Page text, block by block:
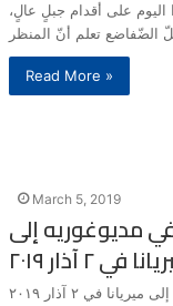
على أقدام جبلٍ عالٍ،
Read More »
March 5, 2019
مديوغوريه إلى
في ٢ آذار ٢٠١٩
رسالة مريم العذراء في مديوغوريه إلى ميريانا في ٢ آذار ٢٠١٩